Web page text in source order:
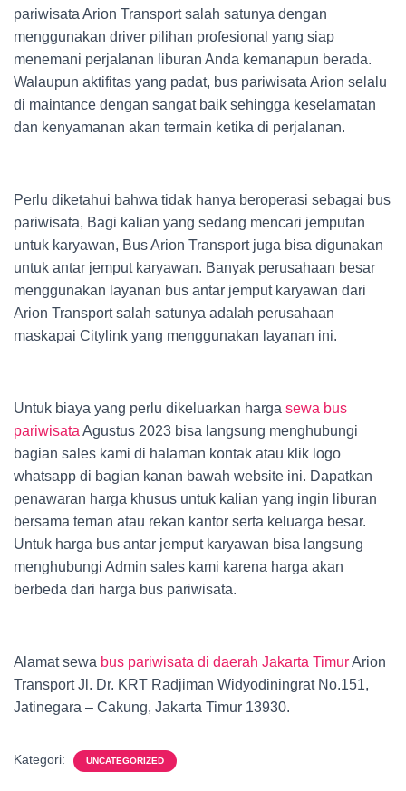
pariwisata Arion Transport salah satunya dengan
menggunakan driver pilihan profesional yang siap
menemani perjalanan liburan Anda kemanapun berada.
Walaupun aktifitas yang padat, bus pariwisata Arion selalu
di maintance dengan sangat baik sehingga keselamatan
dan kenyamanan akan termain ketika di perjalanan.
Perlu diketahui bahwa tidak hanya beroperasi sebagai bus
pariwisata, Bagi kalian yang sedang mencari jemputan
untuk karyawan, Bus Arion Transport juga bisa digunakan
untuk antar jemput karyawan. Banyak perusahaan besar
menggunakan layanan bus antar jemput karyawan dari
Arion Transport salah satunya adalah perusahaan
maskapai Citylink yang menggunakan layanan ini.
Untuk biaya yang perlu dikeluarkan harga sewa bus
pariwisata Agustus 2023 bisa langsung menghubungi
bagian sales kami di halaman kontak atau klik logo
whatsapp di bagian kanan bawah website ini. Dapatkan
penawaran harga khusus untuk kalian yang ingin liburan
bersama teman atau rekan kantor serta keluarga besar.
Untuk harga bus antar jemput karyawan bisa langsung
menghubungi Admin sales kami karena harga akan
berbeda dari harga bus pariwisata.
Alamat sewa bus pariwisata di daerah Jakarta TimurArion
Transport Jl. Dr. KRT Radjiman Widyodiningrat No.151,
Jatinegara – Cakung, Jakarta Timur 13930.
Kategori: UNCATEGORIZED